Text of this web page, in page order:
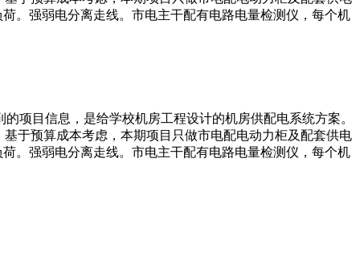
。强弱电分离走线。市电主干配有电路电量检测仪，每个机
项目信息，是给学校机房工程设计的机房供配电系统方案。
于预算成本考虑，本期项目只做市电配电动力柜及配套供电
。强弱电分离走线。市电主干配有电路电量检测仪，每个机